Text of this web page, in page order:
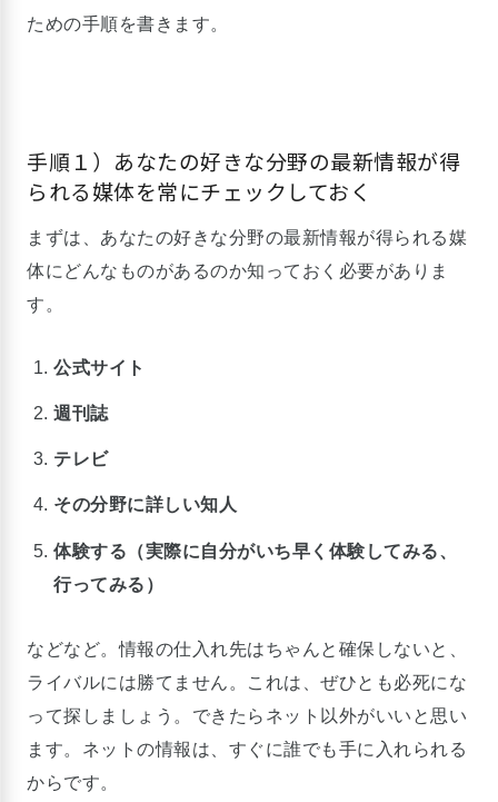
ための手順を書きます。
手順１）あなたの好きな分野の最新情報が得
られる媒体を常にチェックしておく
まずは、あなたの好きな分野の最新情報が得られる媒
体にどんなものがあるのか知っておく必要がありま
す。
公式サイト
週刊誌
テレビ
その分野に詳しい知人
体験する（実際に自分がいち早く体験してみる、
行ってみる）
などなど。情報の仕入れ先はちゃんと確保しないと、
ライバルには勝てません。これは、ぜひとも必死にな
って探しましょう。できたらネット以外がいいと思い
ます。ネットの情報は、すぐに誰でも手に入れられる
からです。